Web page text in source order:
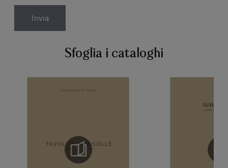
Sfoglia i cataloghi
Invia